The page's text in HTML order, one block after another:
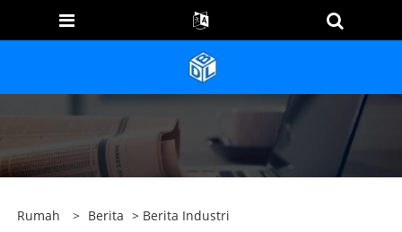
Rumah > Berita > Berita Industri